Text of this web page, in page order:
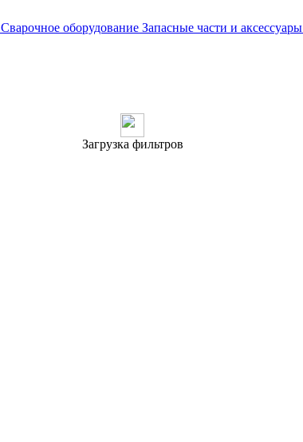
Сварочное оборудование Запасные части и аксессуары
Загрузка фильтров